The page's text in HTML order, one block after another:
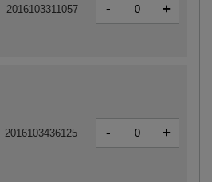
2016103311057 - +
2016103436125 - +